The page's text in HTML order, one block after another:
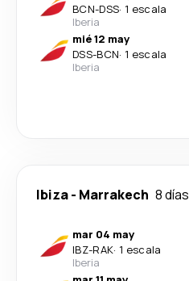
BCN-DSS· 1 escala
Iberia
mié 12 may
DSS-BCN· 1 escala
Iberia
Ibiza- Marrakech 8 días
mar 04 may
IBZ-RAK· 1 escala
Iberia